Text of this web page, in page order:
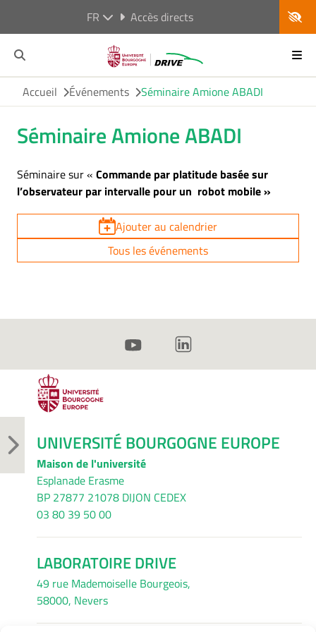
FR Accès directs
Accueil Événements Séminaire Amione ABADI
Séminaire Amione ABADI
Séminaire sur « Commande par platitude basée sur
l’observateur par intervalle pour un robot mobile »
Ajouter au calendrier
Tous les événements
UNIVERSITÉ BOURGOGNE EUROPE
Maison de l'université
Esplanade Erasme
BP 27877 21078 DIJON CEDEX
03 80 39 50 00
LABORATOIRE DRIVE
49 rue Mademoiselle Bourgeois,
58000, Nevers